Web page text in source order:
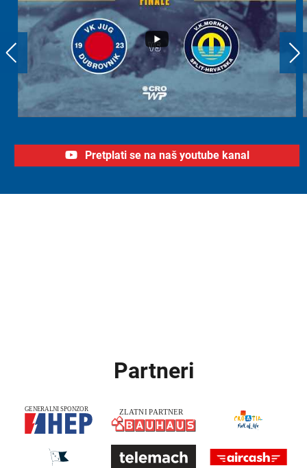
Pretplati se na naš youtube kanal
Partneri